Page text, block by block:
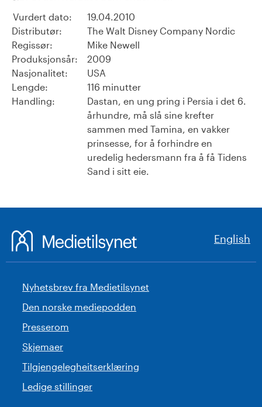
Vurdert dato:
19.04.2010
Distributør:
The Walt Disney Company Nordic
Regissør:
Mike Newell
Produksjonsår:
2009
Nasjonalitet:
USA
Lengde:
116 minutter
Handling:
Dastan, en ung pring i Persia i det 6.
århundre, må slå sine krefter
sammen med Tamina, en vakker
prinsesse, for å forhindre en
uredelig hedersmann fra å få Tidens
Sand i sitt eie.
English
Nyhetsbrev fra Medietilsynet
Den norske mediepodden
Presserom
Skjemaer
Tilgjengelegheitserklæring
Ledige stillinger